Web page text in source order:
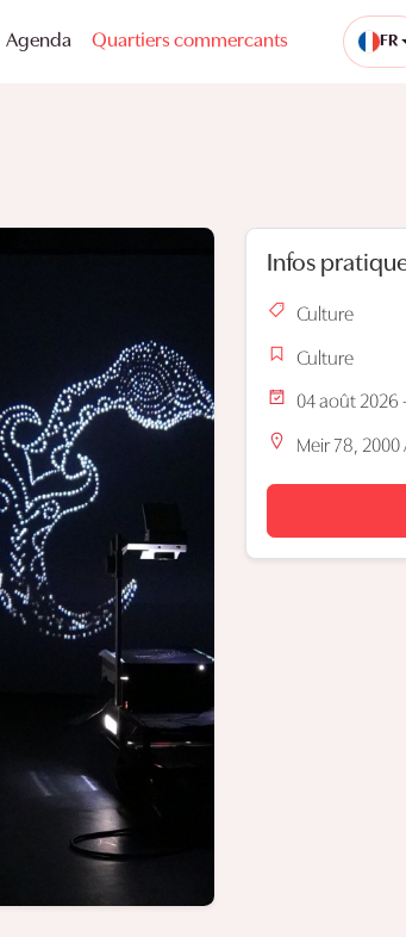
Agenda Quartiers commercants FR
Infos
Culture
Culture
04 août 2026
Meir 78,